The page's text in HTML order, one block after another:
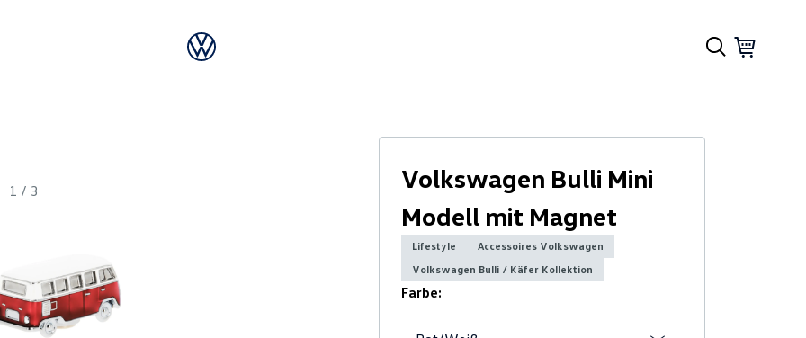
1 / 3
Volkswagen Bulli Mini
Modell mit Magnet
Lifestyle
Accessoires Volkswagen
Volkswagen Bulli / Käfer Kollektion
Farbe: